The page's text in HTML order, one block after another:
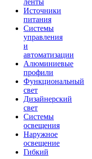
ленты
Источники
питания
Системы
управления
и
автоматизации
Алюминиевые
профили
Функциональный
свет
Дизайнерский
свет
Системы
освещения
Наружное
освещение
Гибкий